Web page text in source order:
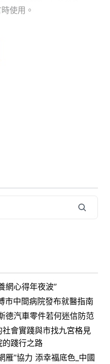
使用。
網心得年夜波”
市中間病院發布就醫指南
德汽車零件若何迷信防范
社會實踐與市找九宮格見
踐行之路
雁”協力 添幸福底色_中國